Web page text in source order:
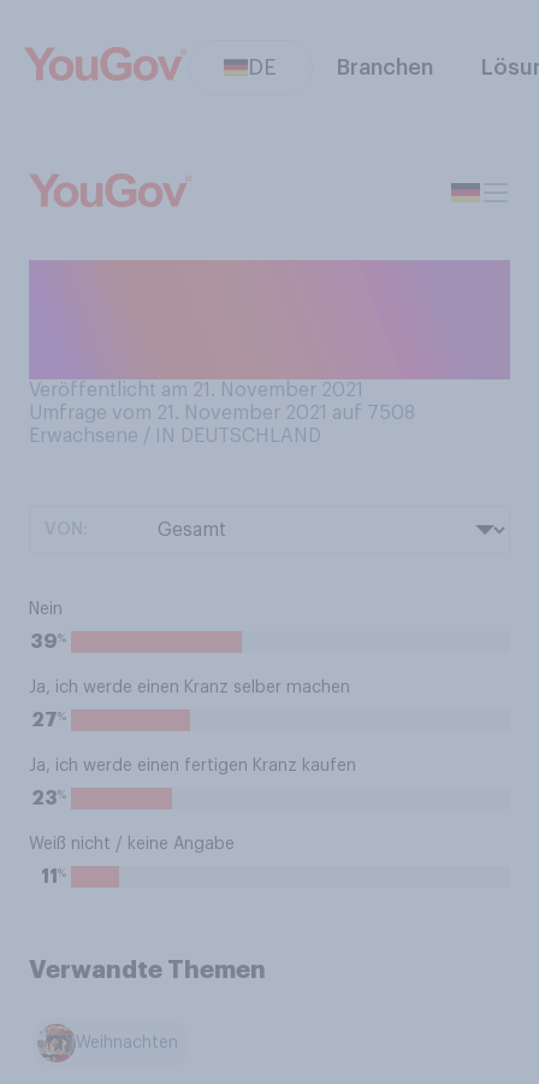
DE Branchen
Veröffentlicht am 21. November 2021
Umfrage vom 21. November 2021 auf 7508
Erwachsene / IN DEUTSCHLAND
Nein
39%
Ja, ich werde einen Kranz selber machen
27%
Ja, ich werde einen fertigen Kranz kaufen
23%
Weiß nicht / keine Angabe
11 %
Verwandte Themen
Weihnachten